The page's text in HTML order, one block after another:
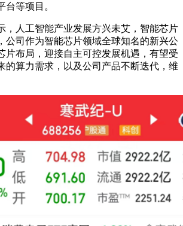
台等项目。
，人工智能产业发展方兴未艾，智能芯片
公司作为智能芯片领域全球知名的新兴公
片布局，迎接自主可控发展机遇，有望受
的算力需求，以及公司产品不断迭代，维